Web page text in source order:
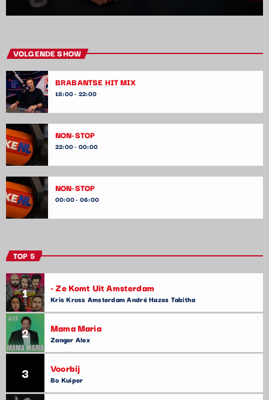
VOLGENDE SHOW
BRABANTSE HIT MIX
18:00 - 22:00
NON-STOP
22:00 - 00:00
NON-STOP
00:00 - 06:00
TOP 5
1 - Ze Komt Uit Amsterdam
Kris Kross Amsterdam André Hazes Tabitha
2 Mama Maria
Zanger Alex
3 Voorbij
Bo Kuiper